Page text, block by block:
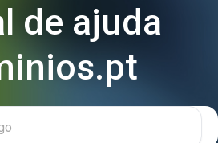
de ajuda